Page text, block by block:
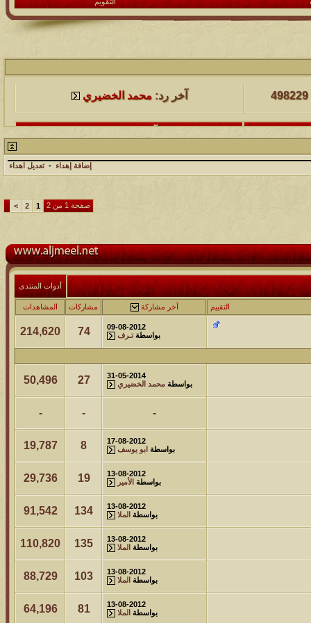
آخر مشاركة
آخر مشاركة
محمد الخضيري
97419 آخر رد:محمد الخضيري
آخر مشاركة
212760 آخر رد:محمد الخضيري
آخر مشاركة
1460145 آخر رد:محمد الخضيري
آخر مشاركة
آخر مشاركة
آخر رد:خلف المهدي
آخر مشاركة
آخر رد:ابن صلفيق
آخر مشاركة
آخر رد:الميآسية
إضافة إهداء - تعديل اهداء
صفحة 1 من 2 1
2
>
أدوات المنتدى
التقييم آخر مشاركة مشاركات المشاهدات
09-08-2012
بواسطة تـرف 74
214,620
31-05-2014
بواسطة محمد الخضيري 27
50,496
-
-
-
17-08-2012
بواسطة ابو يوسف 8
19,787
13-08-2012
بواسطة الأمير 19
29,736
13-08-2012
بواسطة الملا 134
91,542
13-08-2012
بواسطة الملا 135
110,820
13-08-2012
بواسطة الملا 103
88,729
13-08-2012
بواسطة الملا 81
64,196